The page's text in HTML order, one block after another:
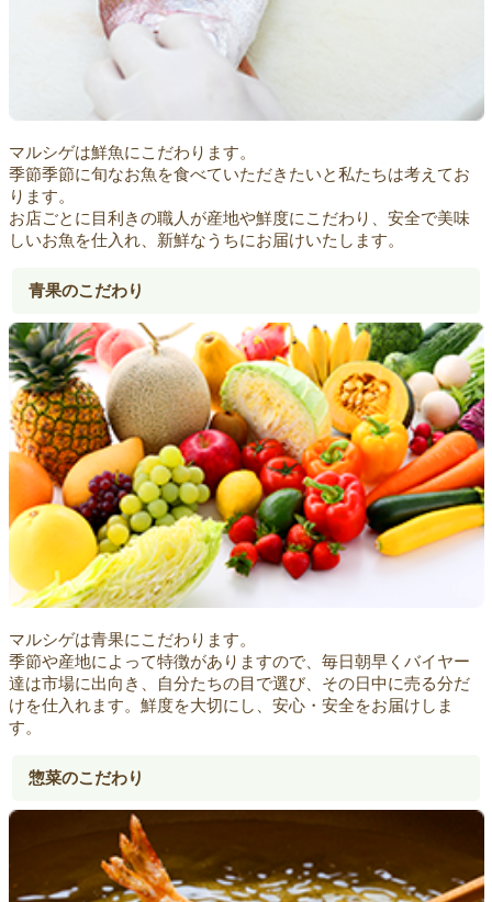
マルシゲは鮮魚にこだわります。
季節季節に旬なお魚を食べていただきたいと私たちは考えてお
ります。
お店ごとに目利きの職人が産地や鮮度にこだわり、安全で美味
しいお魚を仕入れ、新鮮なうちにお届けいたします。
青果のこだわり
マルシゲは青果にこだわります。
季節や産地によって特徴がありますので、毎日朝早くバイヤー
達は市場に出向き、自分たちの目で選び、その日中に売る分だ
けを仕入れます。鮮度を大切にし、安心・安全をお届けしま
す。
惣菜のこだわり